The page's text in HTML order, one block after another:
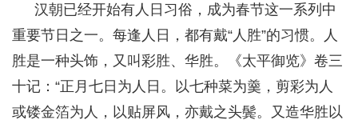
汉朝已经开始有人日习俗，成为春节这一系列中
重要节日之一。每逢人日，都有戴“人胜”的习惯。人
胜是一种头饰，又叫彩胜、华胜。《太平御览》卷三
十记：“正月七日为人日。以七种菜为羹，剪彩为人
或镂金箔为人，以贴屏风，亦戴之头鬓。又造华胜以